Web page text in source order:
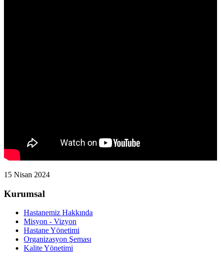
15 Nisan 2024
Kurumsal
Hastanemiz Hakkında
Misyon - Vizyon
Hastane Yönetimi
Organizasyon Şeması
Kalite Yönetimi